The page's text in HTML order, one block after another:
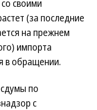
своими
(за последние
на прежнем
импорта
в обращении.
по
с